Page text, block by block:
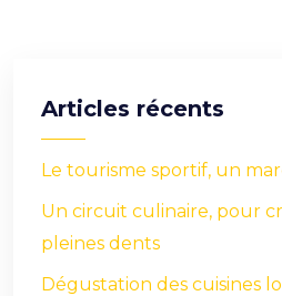
Articles récents
Le tourisme sportif, un
Un circuit culinaire, pour
pleines dents
Dégustation des cuisines